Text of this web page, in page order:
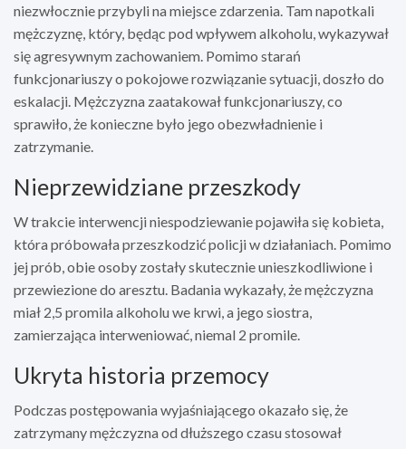
niezwłocznie przybyli na miejsce zdarzenia. Tam napotkali
mężczyznę, który, będąc pod wpływem alkoholu, wykazywał
się agresywnym zachowaniem. Pomimo starań
funkcjonariuszy o pokojowe rozwiązanie sytuacji, doszło do
eskalacji. Mężczyzna zaatakował funkcjonariuszy, co
sprawiło, że konieczne było jego obezwładnienie i
zatrzymanie.
Nieprzewidziane przeszkody
W trakcie interwencji niespodziewanie pojawiła się kobieta,
która próbowała przeszkodzić policji w działaniach. Pomimo
jej prób, obie osoby zostały skutecznie unieszkodliwione i
przewiezione do aresztu. Badania wykazały, że mężczyzna
miał 2,5 promila alkoholu we krwi, a jego siostra,
zamierzająca interweniować, niemal 2 promile.
Ukryta historia przemocy
Podczas postępowania wyjaśniającego okazało się, że
zatrzymany mężczyzna od dłuższego czasu stosował